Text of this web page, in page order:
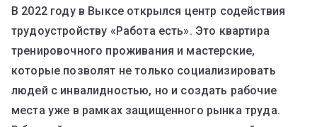
В 2022 году в Выксе открылся центр содействия
трудоустройству «Работа есть». Это квартира
тренировочного проживания и мастерские,
которые позволят не только социализировать
людей с инвалидностью, но и создать рабочие
места уже в рамках защищенного рынка труда.